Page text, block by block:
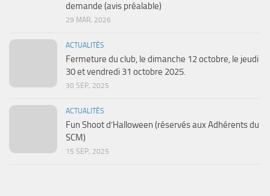
demande (avis préalable)
29 MAR, 2026
ACTUALITÉS
Fermeture du club, le dimanche 12 octobre, le jeudi
30 et vendredi 31 octobre 2025.
30 SEP, 2025
ACTUALITÉS
Fun Shoot d’Halloween (réservés aux Adhérents du
SCM)
15 SEP, 2025